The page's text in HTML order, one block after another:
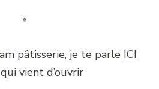
pâtisserie, je te parle ICI
vient d’ouvrir